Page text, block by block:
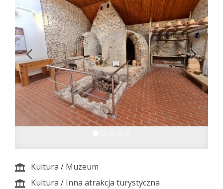
Kultura / Muzeum
Kultura / Inna atrakcja turystyczna